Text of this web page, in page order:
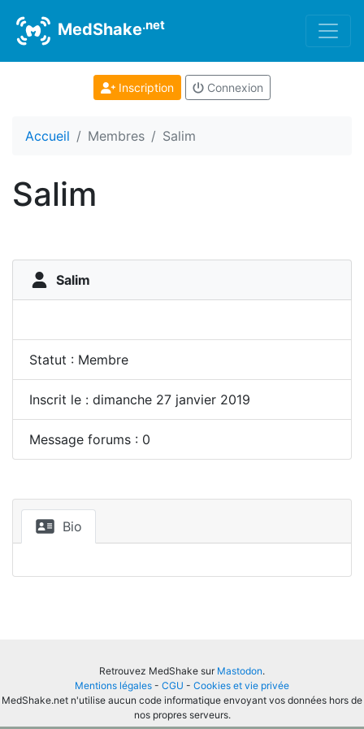
MedShake.net
Inscription Connexion
Accueil Membres Salim
Salim
Salim
Statut : Membre
Inscrit le : dimanche 27 janvier 2019
Message forums : 0
Bio
Retrouvez MedShake sur Mastodon.
Mentions légales - CGU - Cookies et vie privée
MedShake.net n'utilise aucun code informatique envoyant vos données hors de
nos propres serveurs.